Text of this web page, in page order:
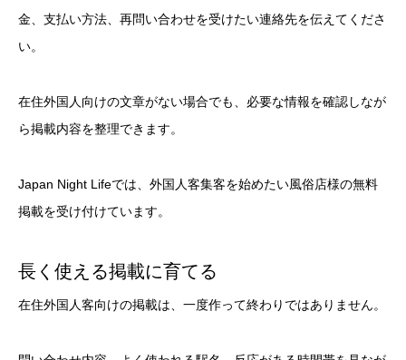
金、支払い方法、再問い合わせを受けたい連絡先を伝えてくださ
い。
在住外国人向けの文章がない場合でも、必要な情報を確認しなが
ら掲載内容を整理できます。
Japan Night Lifeでは、外国人客集客を始めたい風俗店様の無料
掲載を受け付けています。
長く使える掲載に育てる
在住外国人客向けの掲載は、一度作って終わりではありません。